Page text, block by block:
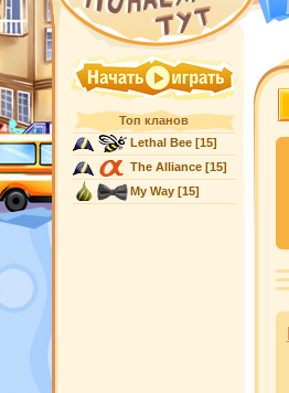
Топ кланов
Lethal Bee[15]
The Alliance[15]
My Way[15]